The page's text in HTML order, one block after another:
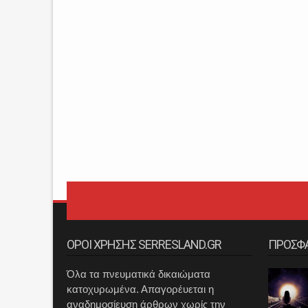
ΟΡΟΙ ΧΡΗΣΗΣ SERRESLAND.GR
Όλα τα πνευματικά δικαιώματα
κατοχυρωμένα. Απαγορέυεται η
αναδημοσίευση άρθρων χωρίς την